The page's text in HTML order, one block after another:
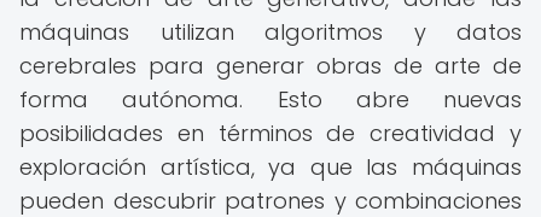
máquinas utilizan algoritmos y datos
cerebrales para generar obras de arte de
forma autónoma. Esto abre nuevas
posibilidades en términos de creatividad y
exploración artística, ya que las máquinas
pueden descubrir patrones y combinaciones